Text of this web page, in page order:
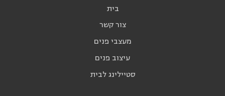
בית
צור קשר
מעצבי פנים
עיצוב פנים
סטיילינג לבית